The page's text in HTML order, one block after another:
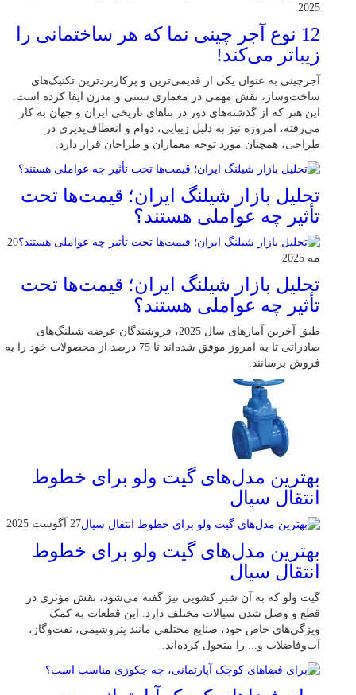
2025
12 نوع آجر چینی نما که هر ساختمانی را
زیباتر می‌کند!
آجرچینی به عنوان یکی از قدیمی‌ترین و پرکاربردترین تکنیک‌های
ساخت‌وساز، نقش مهمی در معماری سنتی و مدرن ایفا کرده است.
این هنر که از گذشته‌های دور در بناهای تاریخی ایران و جهان به کار
می‌رفته، امروزه نیز به دلیل زیبایی، دوام و انعطاف‌پذیری در
طراحی، همچنان مورد توجه معماران و طراحان قرار دارد.
تحلیل بازار شیلنگ ایران؛ قیمت‌ها تحت
تأثیر چه عواملی هستند؟
20
مه 2025
تحلیل بازار شیلنگ ایران؛ قیمت‌ها تحت
تأثیر چه عواملی هستند؟
طبق آخرین آمارهای سال 2025، فروشندگان عرضه شیلنگ‌های
صادراتی تا به امروز موفق شده‌اند تا 75 درصد از محصولات خود را به
فروش برسانند.
بهترین مدل‌های گیت ولو برای خطوط
انتقال سیال
27 آگوست 2025
بهترین مدل‌های گیت ولو برای خطوط
انتقال سیال
گیت ولو که به آن شیر کشویی نیز گفته می‌شود، نقش مؤثری در
قطع و وصل شدن سیالات مختلف دارد. این قطعات به کمک
ویژگی‌های خاص خود، صنایع مختلفی مانند پتروشیمی، نفت‌وگاز،
آب‌وفاضلاب و... را متحول کرده‌اند.